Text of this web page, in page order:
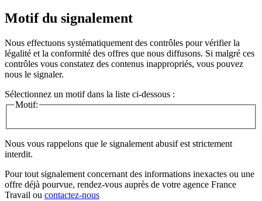
Motif du signalement
Nous effectuons systématiquement des contrôles pour vérifier la
légalité et la conformité des offres que nous diffusons. Si malgré ces
contrôles vous constatez des contenus inappropriés, vous pouvez
nous le signaler.
Sélectionnez un motif dans la liste ci-dessous :
Motif:
Nous vous rappelons que le signalement abusif est strictement
interdit.
Pour tout signalement concernant des informations inexactes ou une
offre déjà pourvue, rendez-vous auprès de votre agence France
Travail ou contactez-nous